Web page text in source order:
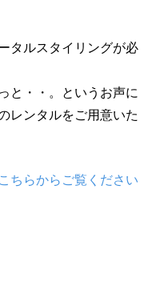
タルスタイリングが必
と・・。というお声に
レンタルをご用意いた
ちらからご覧ください